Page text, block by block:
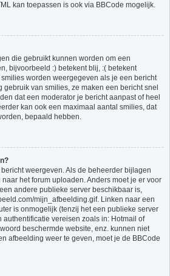
kan toepassen is ook via BBCode mogelijk.
die gebruikt kunnen worden om een
bijvoorbeeld :) betekent blij, :( betekent
worden weergegeven als je een bericht
van smilies, ze maken een bericht snel
dat een moderator je bericht aanpast of heel
kan ook een maximaal aantal smilies, dat
bepaald hebben.
weergeven. Als de beheerder bijlagen
het forum uploaden. Anders moet je er voor
andere publieke server beschikbaar is,
mijn_afbeelding.gif. Linken naar een
is onmogelijk (tenzij het een publieke server
vereisen zoals in: Hotmail of
beschermde website, enz. kunnen niet
afbeelding weer te geven, moet je de BBCode